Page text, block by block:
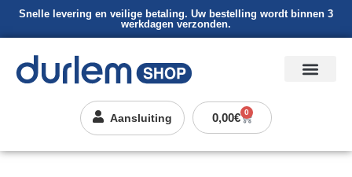
Snelle levering en veilige betaling. Uw bestelling wordt binnen 3
werkdagen verzonden.
Aansluiting 0,00€ 0